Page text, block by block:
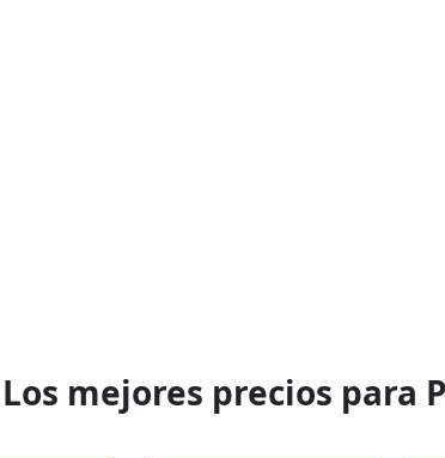
Los mejores precios para